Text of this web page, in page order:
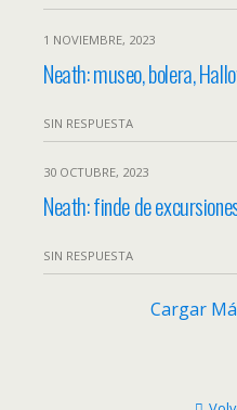
1 NOVIEMBRE, 2023
Neath: museo, bolera,
SIN RESPUESTA
30 OCTUBRE, 2023
Neath: finde de
SIN RESPUESTA
Cargar